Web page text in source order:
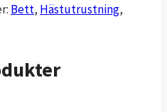
Bett, Hästutrustning,